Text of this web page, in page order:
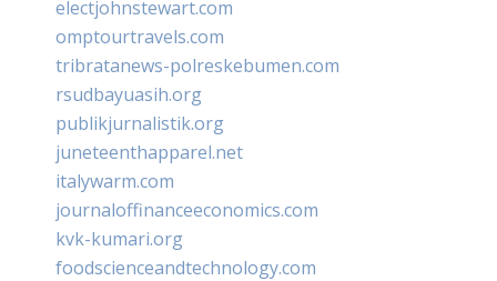
electjohnstewart.com
omptourtravels.com
tribratanews-polreskebumen.com
rsudbayuasih.org
publikjurnalistik.org
juneteenthapparel.net
italywarm.com
journaloffinanceeconomics.com
kvk-kumari.org
foodscienceandtechnology.com